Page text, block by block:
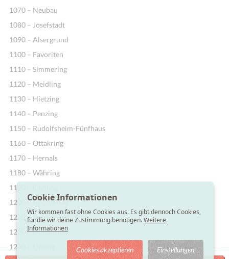
1070 – Neubau
1080 – Josefstadt
1090 – Alsergrund
1100 – Favoriten
1110 – Simmering
1120 – Meidling
1130 – Hietzing
1140 – Penzing
1150 – Rudolfsheim-Fünfhaus
1160 – Ottakring
1170 – Hernals
1180 – Währing
1190 – Döbling
1200 – Brigittenau
1210 – Floridsdorf
1220 – Donaustadt
1230 – Liesing
Cookie Informationen
Wir kommen fast ohne Cookies aus. Es gibt dennoch Cookies,
für die wir deine Zustimmung benötigen.Weitere
Informationen
Cookies akzeptieren Einstellungen